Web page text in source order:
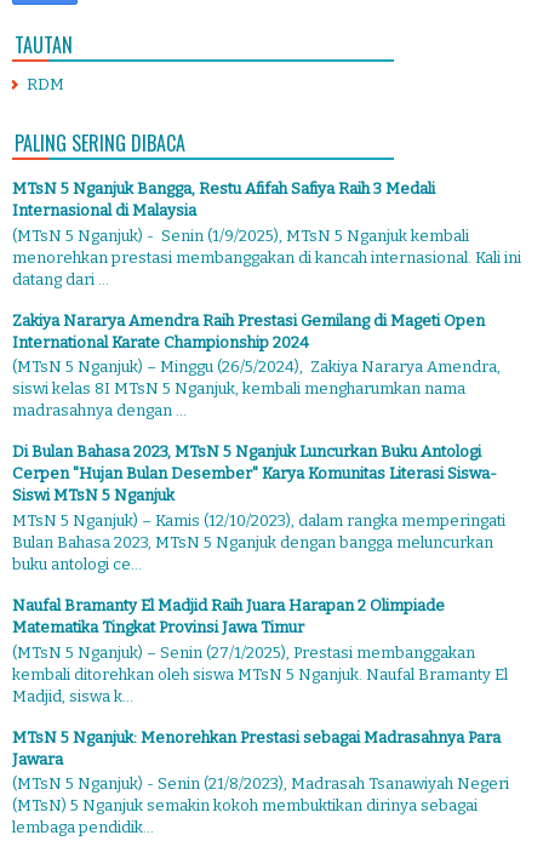
TAUTAN
RDM
PALING SERING DIBACA
MTsN 5 Nganjuk Bangga, Restu Afifah Safiya Raih 3 Medali
Internasional di Malaysia
(MTsN 5 Nganjuk) - Senin (1/9/2025), MTsN 5 Nganjuk kembali
menorehkan prestasi membanggakan di kancah internasional. Kali ini
datang dari ...
Zakiya Nararya Amendra Raih Prestasi Gemilang di Mageti Open
International Karate Championship 2024
(MTsN 5 Nganjuk) – Minggu (26/5/2024), Zakiya Nararya Amendra,
siswi kelas 8I MTsN 5 Nganjuk, kembali mengharumkan nama
madrasahnya dengan ...
Di Bulan Bahasa 2023, MTsN 5 Nganjuk Luncurkan Buku Antologi
Cerpen "Hujan Bulan Desember" Karya Komunitas Literasi Siswa-
Siswi MTsN 5 Nganjuk
MTsN 5 Nganjuk) – Kamis (12/10/2023), dalam rangka memperingati
Bulan Bahasa 2023, MTsN 5 Nganjuk dengan bangga meluncurkan
buku antologi ce...
Naufal Bramanty El Madjid Raih Juara Harapan 2 Olimpiade
Matematika Tingkat Provinsi Jawa Timur
(MTsN 5 Nganjuk) – Senin (27/1/2025), Prestasi membanggakan
kembali ditorehkan oleh siswa MTsN 5 Nganjuk. Naufal Bramanty El
Madjid, siswa k...
MTsN 5 Nganjuk: Menorehkan Prestasi sebagai Madrasahnya Para
Jawara
(MTsN 5 Nganjuk) - Senin (21/8/2023), Madrasah Tsanawiyah Negeri
(MTsN) 5 Nganjuk semakin kokoh membuktikan dirinya sebagai
lembaga pendidik...